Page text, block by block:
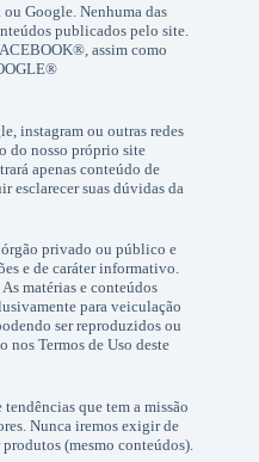
Google. Nenhuma das
publicados pelo site.
assim como
instagram ou outras redes
do nosso próprio site
apenas conteúdo de
esclarecer suas dúvidas da
órgão privado ou público e
e de caráter informativo.
matérias e conteúdos
para veiculação
ser reproduzidos ou
nos Termos de Uso deste
que tem a missão
Nunca iremos exigir de
(mesmo conteúdos).